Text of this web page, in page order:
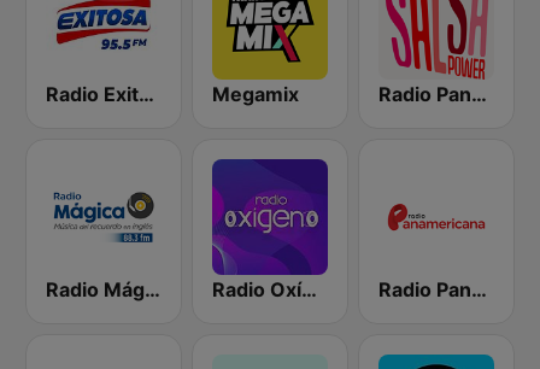
Radio Exitosa Megamix Radio Panamericana - Salsa Power
Radio Mágica 88.3 FM Radio Oxígeno Radio Panamericana